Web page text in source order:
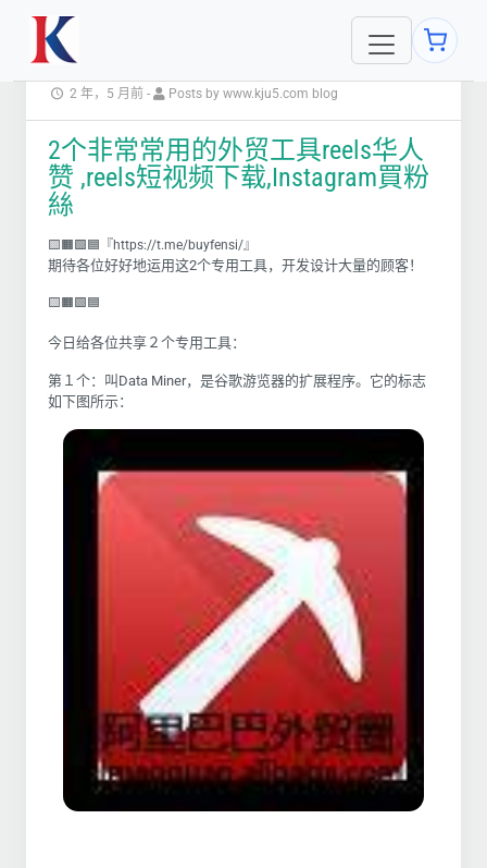
2 年，5 月前 - Posts by www.kju5.com blog
2个非常常用的外贸工具reels华人
赞 ,reels短视频下载,Instagram買粉
絲
🟨🟧🟩🟦『https://t.me/buyfensi/』
期待各位好好地运用这2个专用工具，开发设计大量的顾客！
🟨🟧🟩🟦
今日给各位共享２个专用工具：
第１个：叫 Data Miner，是谷歌游览器的扩展程序。它的标志
如下图所示：